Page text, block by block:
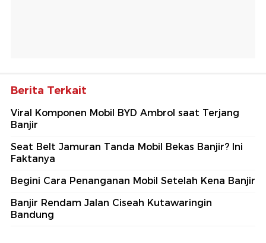
Berita Terkait
Viral Komponen Mobil BYD Ambrol saat Terjang
Banjir
Seat Belt Jamuran Tanda Mobil Bekas Banjir? Ini
Faktanya
Begini Cara Penanganan Mobil Setelah Kena Banjir
Banjir Rendam Jalan Ciseah Kutawaringin
Bandung